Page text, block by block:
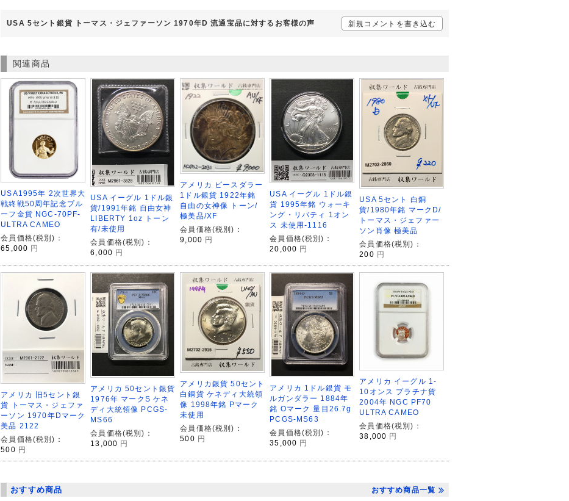
USA 5セント銀貨 トーマス・ジェファーソン 1970年D 流通宝品に対するお客様の声 新規コメントを書き込む
関連商品
USA1995年 2次世界大
戦終戦50周年記念プル
ーフ金貨 NGC-70PF-
ULTRA CAMEO
会員価格(税別)：
65,000 円
USA イーグル 1ドル銀
貨/1991年銘 自由女神
LIBERTY 1oz トーン
有/未使用
会員価格(税別)：
6,000 円
アメリカ ピースダラー
1ドル銀貨 1922年銘
自由の女神像 トーン/
極美品/XF
会員価格(税別)：
9,000 円
USA イーグル 1ドル銀
貨 1995年銘 ウォーキ
ング・リバティ 1オン
ス 未使用-1116
会員価格(税別)：
20,000 円
USA 5セント 白銅
貨/1980年銘 マークD/
トーマス・ジェファー
ソン肖像 極美品
会員価格(税別)：
200 円
アメリカ 旧5セント銀
貨 トーマス・ジェファ
ーソン 1970年Dマーク
美品 2122
会員価格(税別)：
500 円
アメリカ 50セント銀貨
1976年 マークS ケネ
ディ大統領像 PCGS-
MS66
会員価格(税別)：
13,000 円
アメリカ銀貨 50セント
白銅貨 ケネディ大統領
像 1998年銘 Pマーク
未使用
会員価格(税別)：
500 円
アメリカ 1ドル銀貨 モ
ルガンダラー 1884年
銘 Oマーク 量目26.7g
PCGS-MS63
会員価格(税別)：
35,000 円
アメリカ イーグル 1-
10オンス プラチナ貨
2004年 NGC PF70
ULTRA CAMEO
会員価格(税別)：
38,000 円
おすすめ商品 おすすめ商品一覧